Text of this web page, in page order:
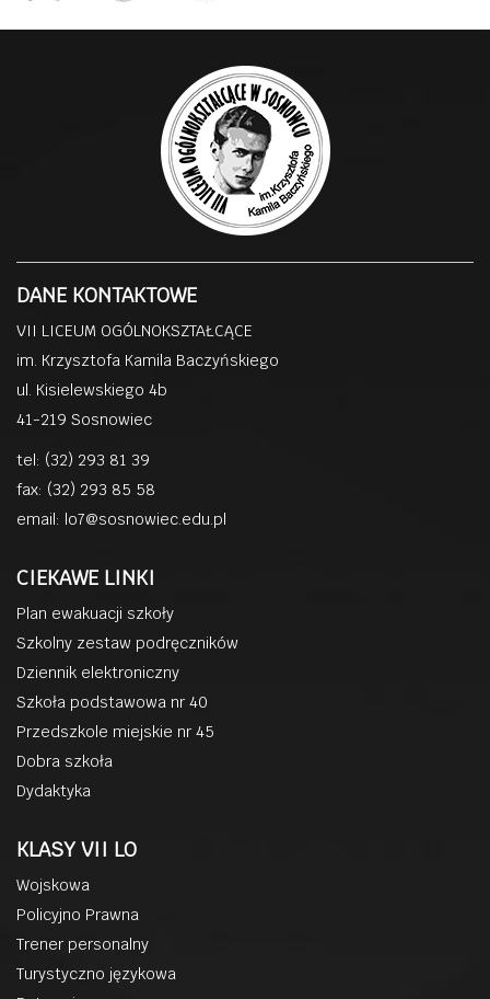
DANE KONTAKTOWE
VII LICEUM OGÓLNOKSZTAŁCĄCE
im. Krzysztofa Kamila Baczyńskiego
ul. Kisielewskiego 4b
41-219 Sosnowiec
tel: (32) 293 81 39
fax: (32) 293 85 58
email: lo7@sosnowiec.edu.pl
CIEKAWE LINKI
Plan ewakuacji szkoły
Szkolny zestaw podręczników
Dziennik elektroniczny
Szkoła podstawowa nr 40
Przedszkole miejskie nr 45
Dobra szkoła
Dydaktyka
KLASY VII LO
Wojskowa
Policyjno Prawna
Trener personalny
Turystyczno językowa